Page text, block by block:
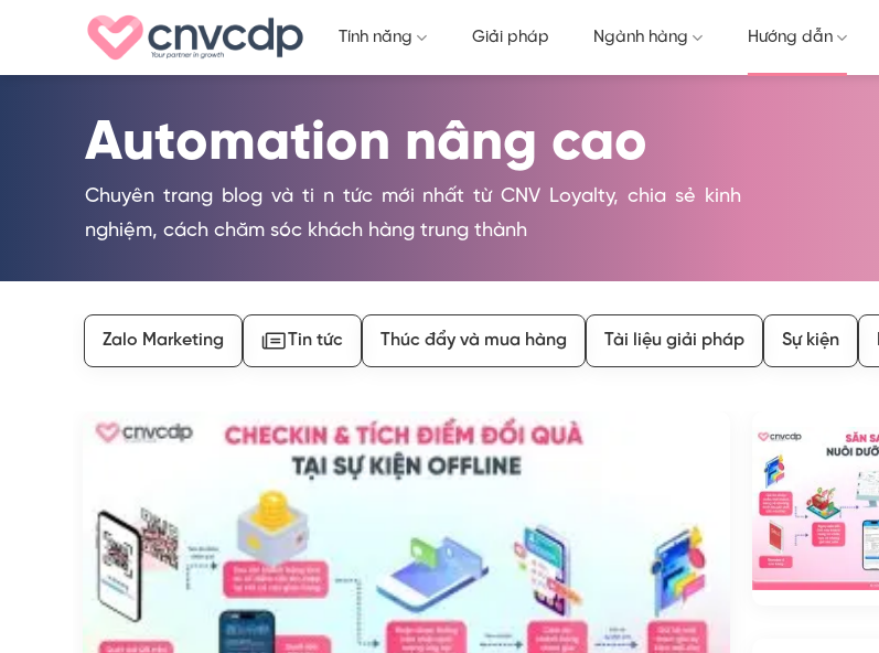
Tính năng Giải pháp Ngành hàng Hướng dẫn
Automation nâng cao
Chuyên trang blog và ti n tức mới nhất từ CNV Loyalty, chia sẻ kinh
nghiệm, cách chăm sóc khách hàng trung thành
Zalo Marketing Tin tức Thúc đẩy và mua hàng Tài liệu giải pháp Sự kiện